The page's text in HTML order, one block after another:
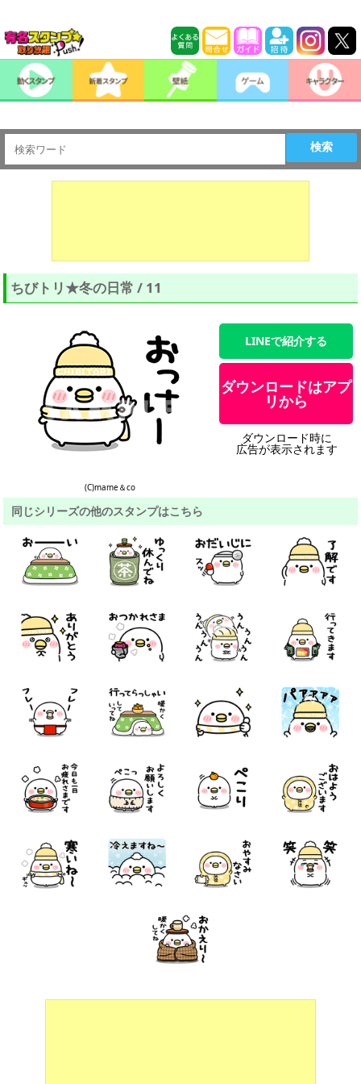
検索
ちびトリ★冬の日常 / 11
(C)mame＆co
LINEで紹介する
ダウンロードはアプ
リから
ダウンロード時に
広告が表示されます
同じシリーズの他のスタンプはこちら